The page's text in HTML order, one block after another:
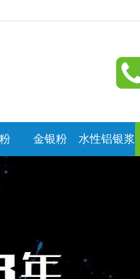
金银粉 水性铝银浆